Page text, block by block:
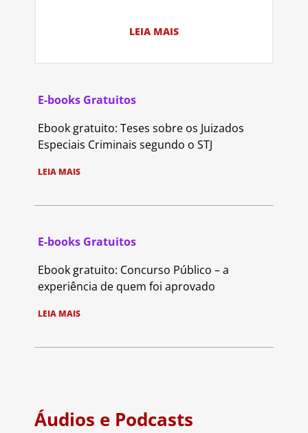
LEIA MAIS
E-books Gratuitos
Ebook gratuito: Teses sobre os Juizados
Especiais Criminais segundo o STJ
LEIA MAIS
E-books Gratuitos
Ebook gratuito: Concurso Público – a
experiência de quem foi aprovado
LEIA MAIS
Áudios e Podcasts